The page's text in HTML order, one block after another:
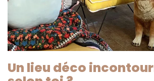
Un lieu déco